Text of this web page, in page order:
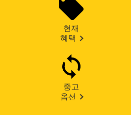
현재
혜택
중고
옵션